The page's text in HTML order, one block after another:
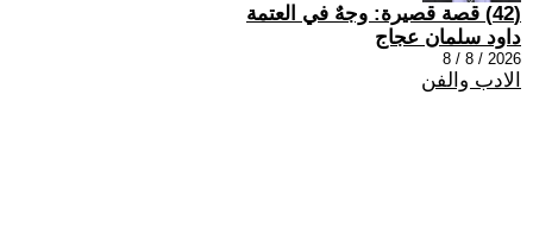
(42) قصة قصيرة: وجهٌ في العتمة
داود سلمان عجاج
2026 / 8 / 8
الادب والفن